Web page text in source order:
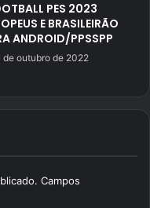
PES 2023
E BRASILEIRÃO
ANDROID/PPSSPP
de outubro de 2022
Campos